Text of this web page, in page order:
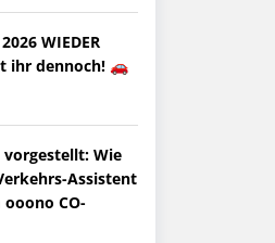
WIEDER
ihr dennoch! 🚗
Wie
Assistent
CO-